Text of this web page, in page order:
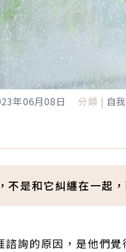
年06月08日 分類 | 自
不是和它糾纏在一起
諮詢的原因，是他們